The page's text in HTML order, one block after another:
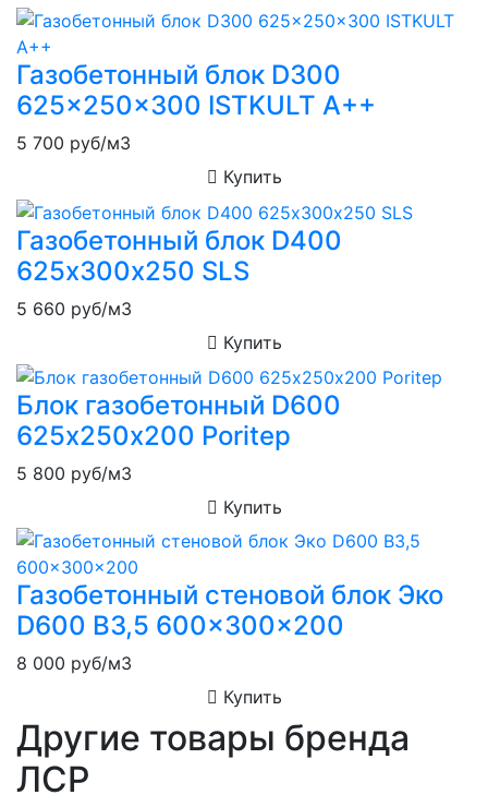
Газобетонный блок D300
625x250x300 ISTKULT A++
5 700 руб/м3
Купить
Газобетонный блок D400
625х300х250 SLS
5 660 руб/м3
Купить
Блок газобетонный D600
625х250х200 Poritep
5 800 руб/м3
Купить
Газобетонный стеновой блок Эко
D600 B3,5 600x300x200
8 000 руб/м3
Купить
Другие товары бренда
ЛСР